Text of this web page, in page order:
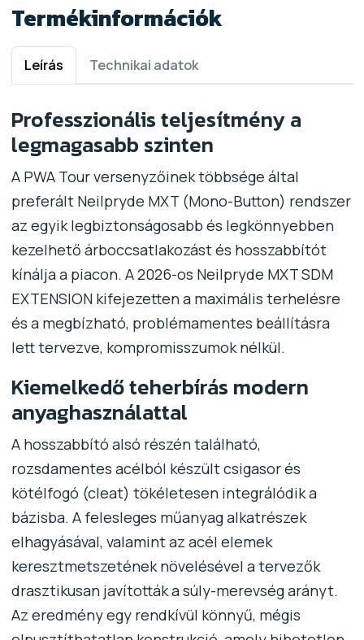
Termékinformációk
Leírás Technikai adatok
Professzionális teljesítmény a
legmagasabb szinten
A PWA Tour versenyzőinek többsége által
preferált Neilpryde MXT (Mono-Button) rendszer
az egyik legbiztonságosabb és legkönnyebben
kezelhető árboccsatlakozást és hosszabbítót
kínálja a piacon. A 2026-os Neilpryde MXT SDM
EXTENSION kifejezetten a maximális terhelésre
és a megbízható, problémamentes beállításra
lett tervezve, kompromisszumok nélkül.
Kiemelkedő teherbírás modern
anyaghasználattal
A hosszabbító alsó részén található,
rozsdamentes acélból készült csigasor és
kötélfogó (cleat) tökéletesen integrálódik a
bázisba. A felesleges műanyag alkatrészek
elhagyásával, valamint az acél elemek
keresztmetszetének növelésével a tervezők
drasztikusan javították a súly-merevség arányt.
Az eredmény egy rendkívül könnyű, mégis